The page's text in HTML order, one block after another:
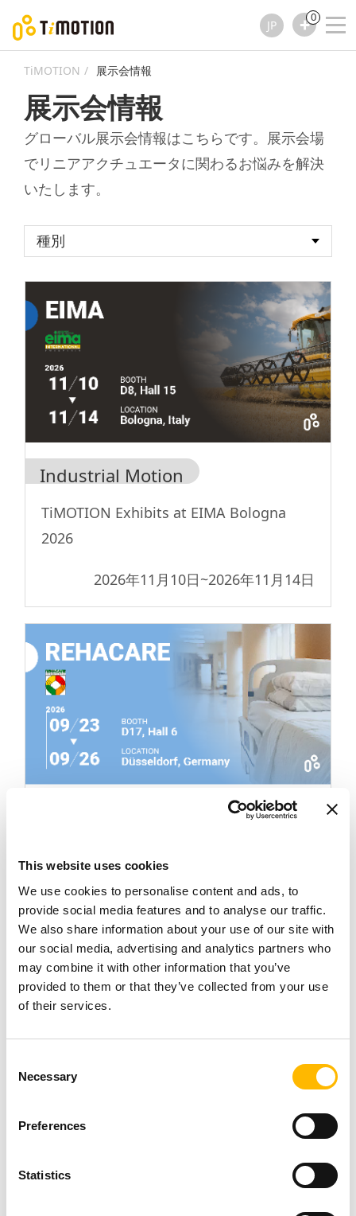
This website uses cookies
We use cookies to personalise content and ads, to
provide social media features and to analyse our traffic.
We also share information about your use of our site with
our social media, advertising and analytics partners who
may combine it with other information that you’ve
provided to them or that they’ve collected from your use
of their services.
Selection
Necessary
Preferences
Statistics
JP
0
TiMOTION 展示会情報
展示会情報
グローバル展示会情報はこちらです。展示会場
でリニアアクチュエータに関わるお悩みを解決
いたします。
Industrial Motion
TiMOTION Exhibits at EIMA Bologna
2026
2026年11月10日~2026年11月14日
2026年09月23日~ 2026年09月26日